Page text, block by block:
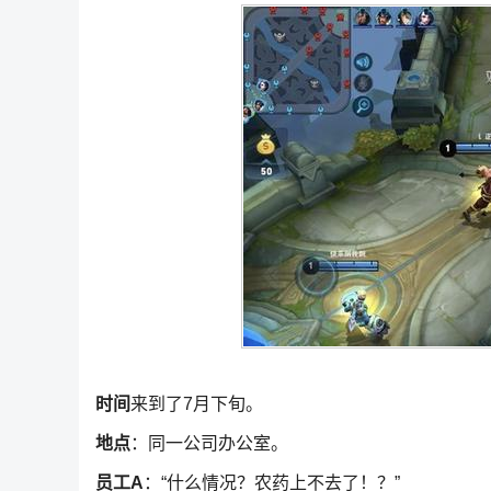
时间 来到了7月下旬。
地点：同一公司办公室。
员工A ：“什么情况？农药上不去了！？”